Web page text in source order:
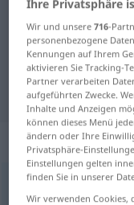
Spanisch-
"pariente"
"pariente"
pariente [paˈrĭente]
Ihre Privatsphäre
Wir und unsere716-
personenbezogene
Kennungen auf Ihrem
aktivieren Sie Tracking-
Partner verarbeiten
aufgeführten Zwecke.
Inhalte und Anzeigen
können dieses Menü
ändern oder Ihre
Privatsphäre-
Einstellungen gelten
finden Sie in unserer
Wir verwenden Cookies,